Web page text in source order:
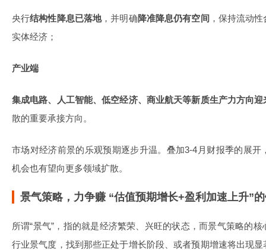
央行结构性降息已落地，并明确降准降息仍有空间 ，保持流动
实体经济；
产业端
集成电路、人工智能、低空经济、商业航天等新质生产力方向
散的重要承接方向。
市场对经济前景的乐观预期逐步升温。叠加3-4月财报季的展
机会也有望向更多领域扩散。
景气策略，力争赚 “估值预期增长+盈利加速上升”
所谓“景气”，指的就是经济繁荣、兴旺的状态，而景气策略的
行业景气度，找到那些正处于增长阶段、或者预期增速将出现